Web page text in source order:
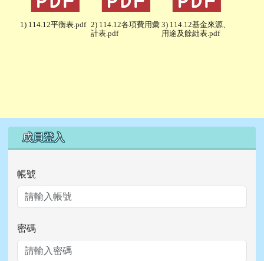
1) 114.12平衡表.pdf 2) 114.12各項費用彙
計表.pdf
3) 114.12基金來源、
用途及餘絀表.pdf
右邊區域內容
成員登入
帳號
密碼